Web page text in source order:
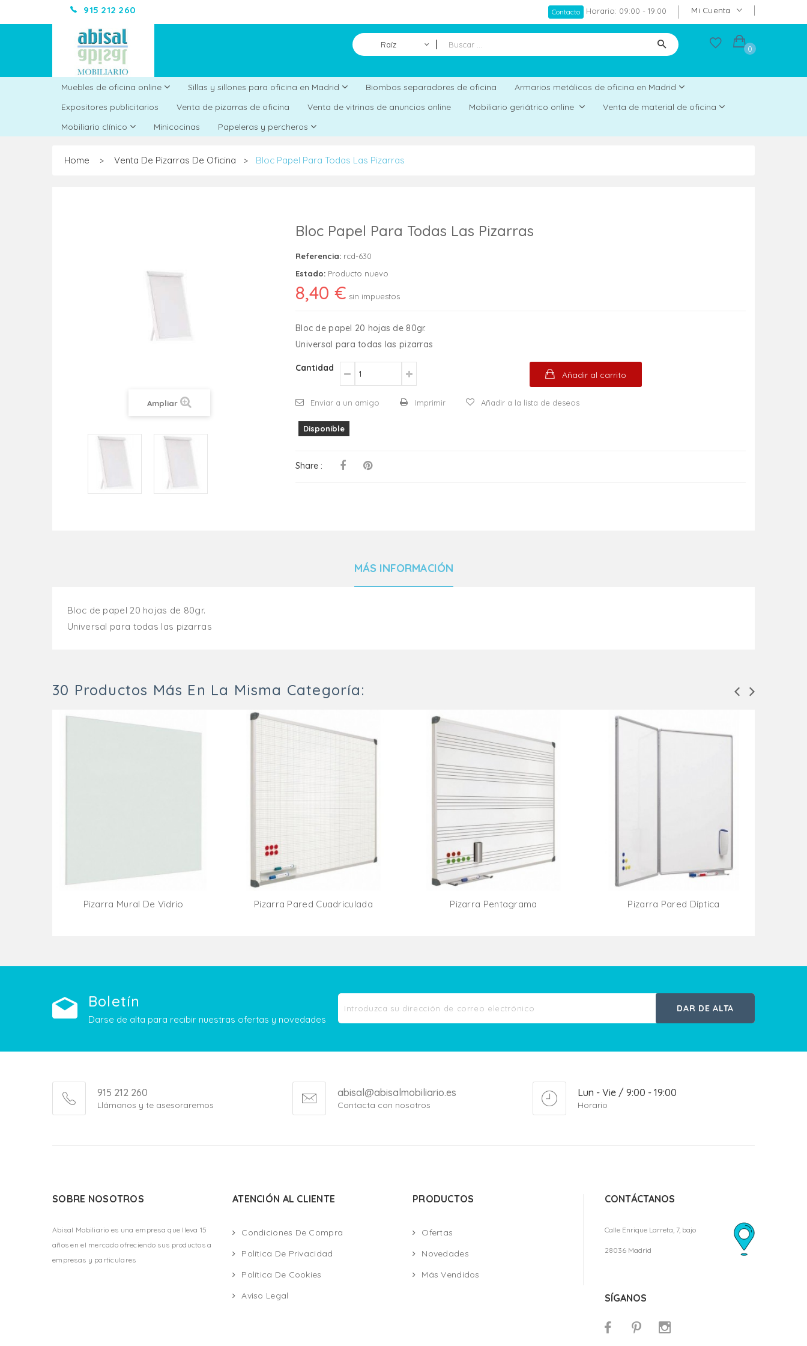
915 212 260 Mi Cuenta
Contacto Horario: 09:00 - 19:00
Raíz 0
Muebles de oficina online Sillas y sillones para oficina en Madrid Biombos separadores de oficina
Armarios metálicos de oficina en Madrid
Expositores publicitarios
Venta de pizarras de oficina Venta de vitrinas de anuncios online Mobiliario geriátrico online
Venta de material de oficina
Mobiliario clínico
Minicocinas Papeleras y percheros
Home > Venta De Pizarras De Oficina > Bloc Papel Para Todas Las Pizarras
Ampliar
Bloc Papel Para Todas Las Pizarras
Referencia: rcd-630
Estado: Producto nuevo
8,40 € sin impuestos
Bloc de papel 20 hojas de 80gr.
Universal para todas las pizarras
Cantidad
Añadir al carrito
Enviar a un amigo Imprimir Añadir a la lista de deseos
Disponible
Share :
MÁS INFORMACIÓN
Bloc de papel 20 hojas de 80gr.
Universal para todas las pizarras
30 Productos Más En La Misma Categoría:
Pizarra Mural De Vidrio
Pizarra Pared Cuadriculada
Pizarra Pentagrama
Pizarra Pared Díptica
Boletín
Darse de alta para recibir nuestras ofertas y novedades
DAR DE ALTA
915 212 260
Llámanos y te asesoraremos
abisal@abisalmobiliario.es
Contacta con nosotros
Lun - Vie / 9:00 - 19:00
Horario
SOBRE NOSOTROS
Abisal Mobiliario es una empresa que lleva 15
años en el mercado ofreciendo sus productos a
empresas y particulares
ATENCIÓN AL CLIENTE
Condiciones De Compra
Política De Privacidad
Política De Cookies
Aviso Legal
PRODUCTOS
Ofertas
Novedades
Más Vendidos
CONTÁCTANOS
Calle Enrique Larreta, 7, bajo
28036 Madrid
SÍGANOS